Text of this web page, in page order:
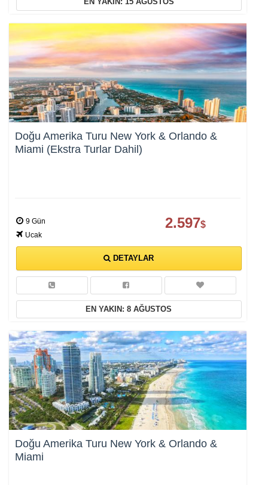
gereklidir. Bu çerezler olmadan site düzgün çalışmaz ve
devre dışı bırakılamaz.
İstatistik Çerezleri
Ziyaretçilerin siteyi nasıl kullandığını anonim olarak ölçeriz.
Hangi sayfaların popüler olduğunu ve kullanıcıların nerede
kullanılır. Kapatırsanız reklamları görmeye devam edersiniz,
ancak daha az alakalı olabilirler.
Tercihleri Kaydet
Doğu Amerika Turu New York & Orlando &
Miami (Ekstra Turlar Dahil)
9 Gün
Ucak
2.597$
DETAYLAR
EN YAKIN: 8 AĞUSTOS
Doğu Amerika Turu New York & Orlando &
Miami